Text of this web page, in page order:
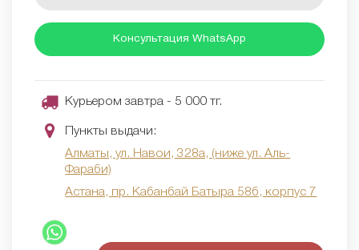
Консультация WhatsApp
Курьером завтра - 5 000 тг.
Пункты выдачи:
Алматы, ул. Навои, 328а, (ниже ул. Аль-
Фараби)
Астана, пр. Кабанбай Батыра 58б, корпус 7